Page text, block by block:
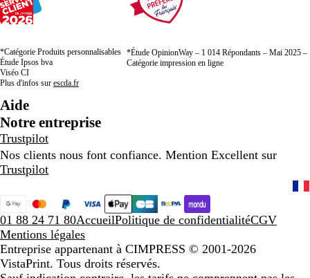
*Catégorie Produits personnalisables
Étude Ipsos bva
Viséo CI
Plus d'infos sur escda.fr
*Étude OpinionWay – 1 014 Répondants – Mai 2025 –
Catégorie impression en ligne
Aide
Notre entreprise
Trustpilot
Nos clients nous font confiance. Mention Excellent sur
Trustpilot
01 88 24 71 80AccueilPolitique de confidentialitéCGV
Mentions légales
Entreprise appartenant à CIMPRESS © 2001-2026
VistaPrint. Tous droits réservés.